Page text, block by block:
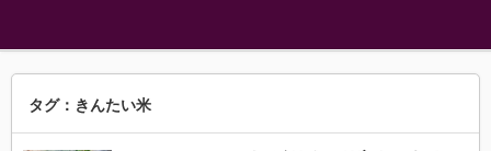
タグ：きんたい米